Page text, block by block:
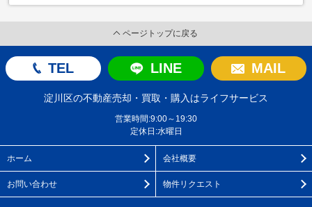
ページトップに戻る
TEL LINE MAIL
淀川区の不動産売却・買取・購入はライフサービス
営業時間:9:00～19:30
定休日:水曜日
ホーム 会社概要
お問い合わせ 物件リクエスト